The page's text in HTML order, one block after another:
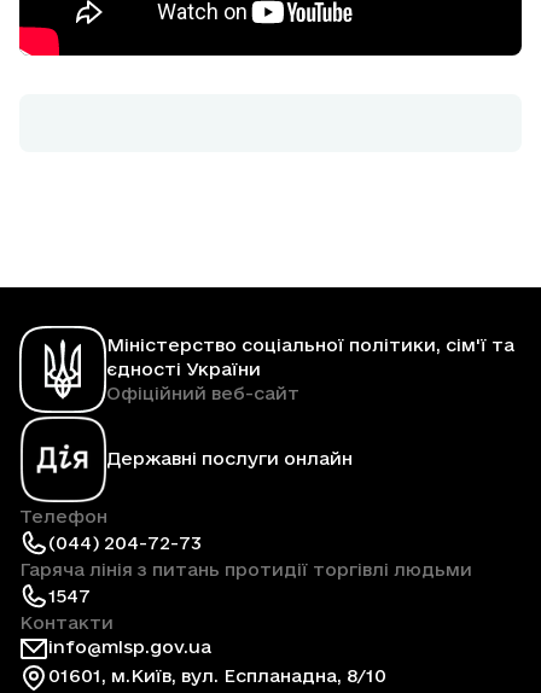
Міністерство соціальної політики, сім'ї та
єдності України
Офіційний веб-сайт
Державні послуги онлайн
Телефон
(044) 204-72-73
Гаряча лінія з питань протидії торгівлі людьми
1547
Контакти
info@mlsp.gov.ua
01601, м.Київ, вул. Еспланадна, 8/10